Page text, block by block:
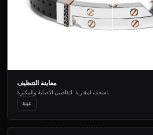
معاينة التنظيف
اسحب لمقارنة التفاصيل الأصلية والمكبرة.
عينة